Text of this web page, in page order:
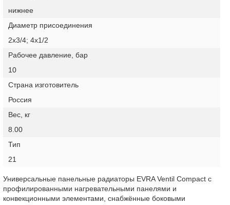
нижнее
Диаметр присоединения
2х3/4; 4х1/2
Рабочее давление, бар
10
Страна изготовитель
Россия
Вес, кг
8.00
Тип
21
Универсальные панельные радиаторы EVRA Ventil Compact с
профилированными нагревательными панелями и
конвекционными элементами, снабжённые боковыми